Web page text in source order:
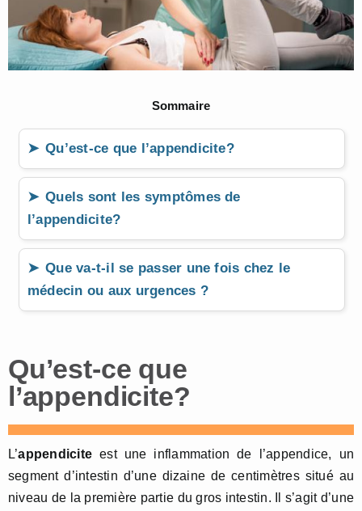
Sommaire
Qu’est-ce que l’appendicite?
Quels sont les symptômes de
l’appendicite?
Que va-t-il se passer une fois chez le
médecin ou aux urgences ?
Qu’est-ce que
l’appendicite?
L’appendicite est une inflammation de l’appendice, un
segment d’intestin d’une dizaine de centimètres situé au
niveau de la première partie du gros intestin. Il s’agit d’une